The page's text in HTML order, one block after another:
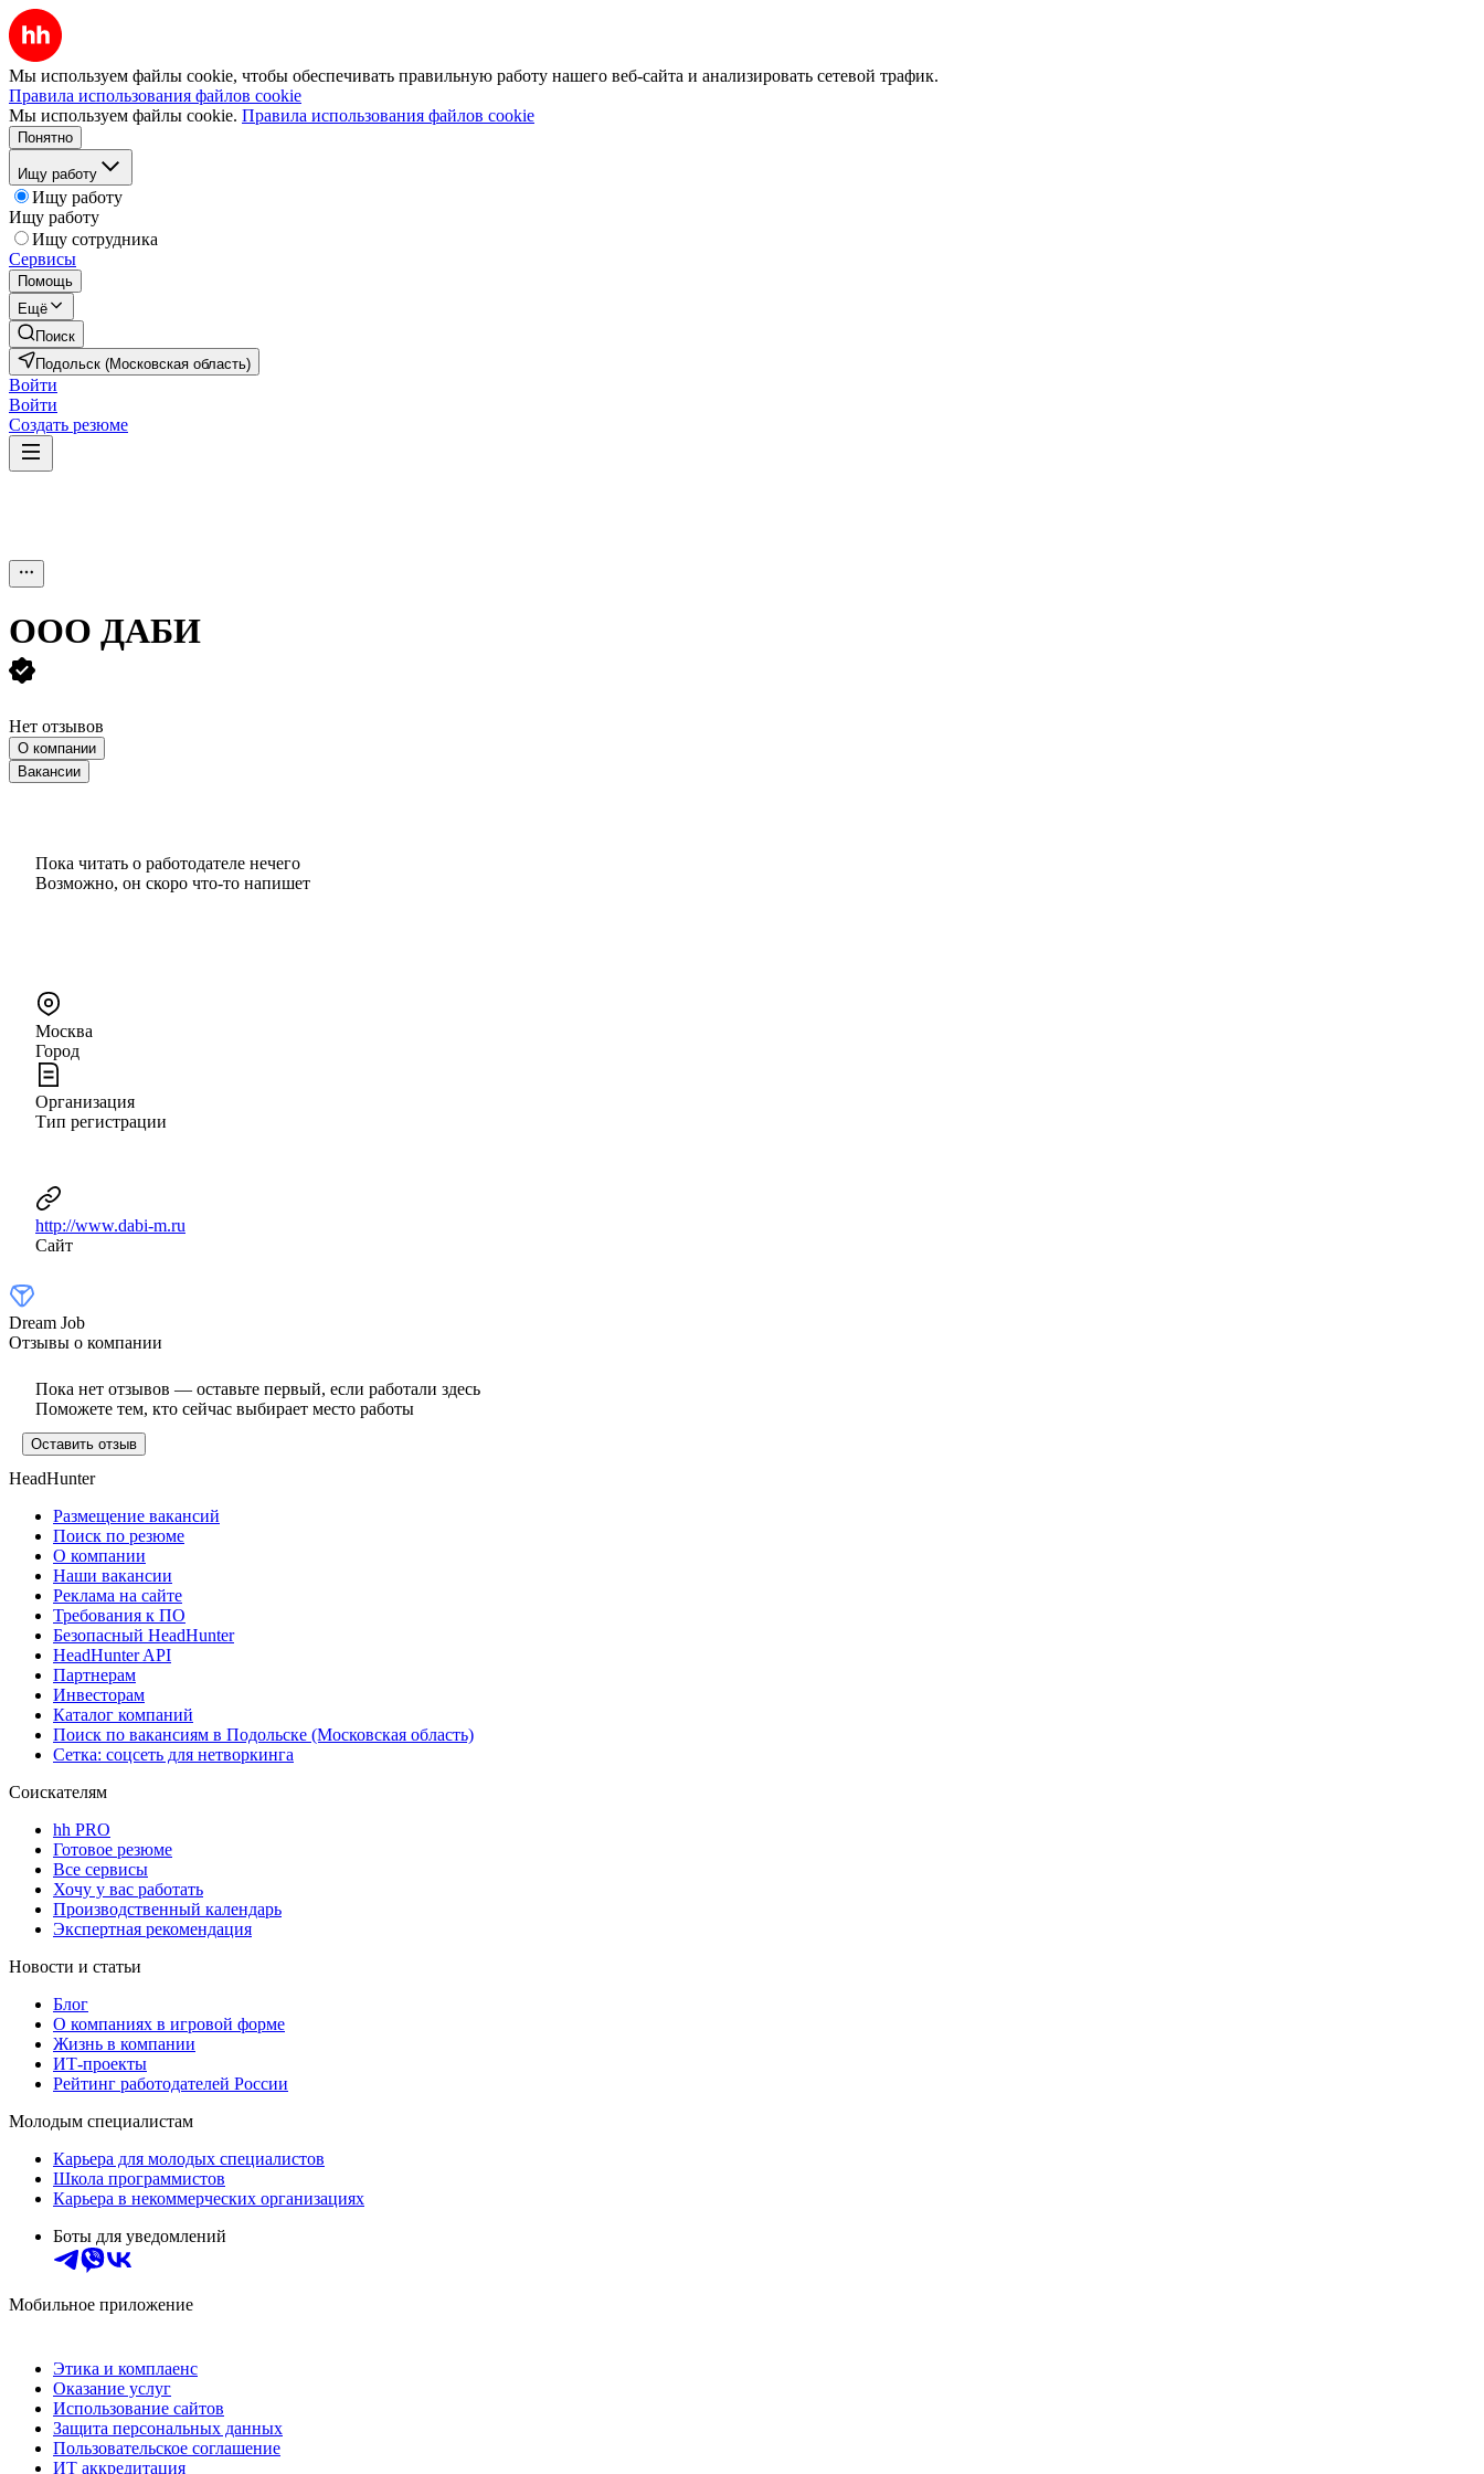
Мы используем файлы cookie, чтобы обеспечивать правильную работу нашего веб-сайта и анализировать сетевой трафик.
Правила использования файлов cookie
Мы используем файлы cookie. Правила использования файлов cookie
Понятно
Ищу работу
Ищу работу
Ищу работу
Ищу сотрудника
Сервисы
Помощь
Ещё
Поиск
Подольск (Московская область)
Войти
Войти
Создать резюме
ООО ДАБИ
Нет отзывов
О компании
Вакансии
Пока читать о работодателе нечего
Возможно, он скоро что‑то напишет
Москва
Город
Организация
Тип регистрации
http://www.dabi-m.ru
Сайт
Dream Job
Отзывы о компании
Пока нет отзывов — оставьте первый, если работали здесь
Поможете тем, кто сейчас выбирает место работы
Оставить отзыв
HeadHunter
Размещение вакансий
Поиск по резюме
О компании
Наши вакансии
Реклама на сайте
Требования к ПО
Безопасный HeadHunter
HeadHunter API
Партнерам
Инвесторам
Каталог компаний
Поиск по вакансиям в Подольске (Московская область)
Сетка: соцсеть для нетворкинга
Соискателям
hh PRO
Готовое резюме
Все сервисы
Хочу у вас работать
Производственный календарь
Экспертная рекомендация
Новости и статьи
Блог
О компаниях в игровой форме
Жизнь в компании
ИТ-проекты
Рейтинг работодателей России
Молодым специалистам
Карьера для молодых специалистов
Школа программистов
Карьера в некоммерческих организациях
Боты для уведомлений
Мобильное приложение
Этика и комплаенс
Оказание услуг
Использование сайтов
Защита персональных данных
Пользовательское соглашение
ИТ аккредитация